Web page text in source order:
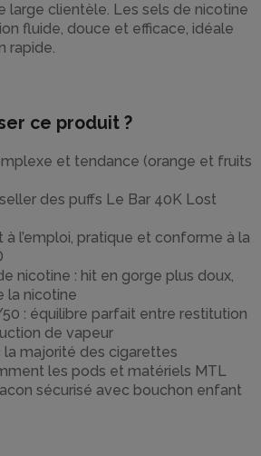
large clientèle. Les sels de nicotine
fluide, douce et efficace, idéale
rapide.
ce produit ?
et tendance (orange et fruits
des puffs Le Bar 40K Lost
à l’emploi, pratique et conforme à la
nicotine : hit en gorge plus doux,
la nicotine
: équilibre parfait entre restitution
de vapeur
majorité des cigarettes
les pods et matériels MTL
sécurisé avec bouchon enfant